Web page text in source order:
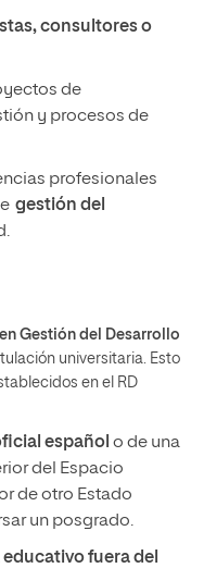
consultores o
de
y procesos de
profesionales
gestión del
Gestión del Desarrollo
universitaria. Esto
en el RD
español o de una
del Espacio
de otro Estado
un posgrado.
fuera del